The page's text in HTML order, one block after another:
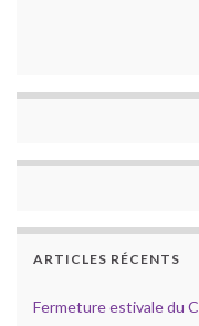
ARTICLES RÉCENTS
Fermeture estivale du